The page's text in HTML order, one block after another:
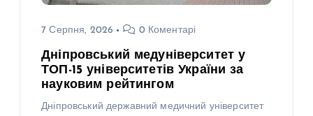
7 Серпня, 2026 0 Коментарі
Дніпровський медуніверситет у
ТОП-15 університетів України за
науковим рейтингом
Дніпровський державний медичний університет